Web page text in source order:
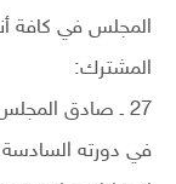
المجلس في كافة
المشترك:
27 ـ صادق
في دورته